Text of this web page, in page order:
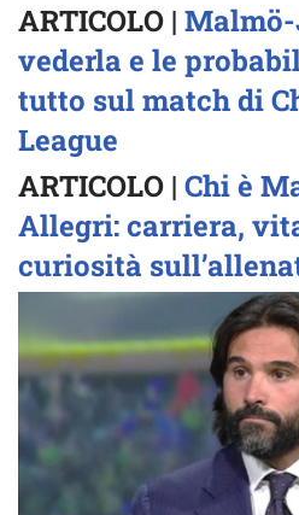
ARTICOLO |
vederla e le
tutto sul match di
League
ARTICOLO | Chi è
Allegri: carriera,
curiosità